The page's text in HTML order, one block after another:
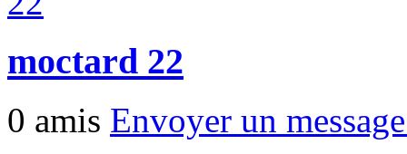
moctard 22
0 amis Envoyer un